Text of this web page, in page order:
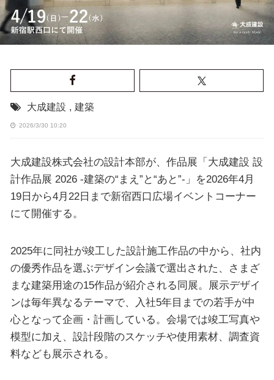
大成建設 , 建築
2026/3/30 10:20
大成建設株式会社の設計本部が、作品展「大成建設 設
計作品展 2026 -建築の“まえ”と“あと”-」を2026年4月
19日から4月22日まで新宿西口広場イベントコーナー
にて開催する。
2025年に同社が竣工した設計施工作品の中から、社内
の優秀作品を選ぶデザイン会議で選出された、さまざ
まな建築用途の15作品が紹介される同展。展示デザイ
ンは毎年異なるテーマで、入社5年目までの若手が中
心となって企画・計画している。会場では竣工写真や
模型に加え、設計段階のスケッチや使用素材、調査資
料なども展示される。